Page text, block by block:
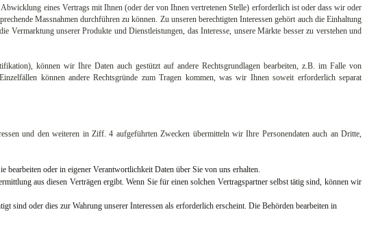
eines Vertrags mit Ihnen (oder der von Ihnen vertretenen Stelle) erforderlich ist oder dass wir oder
Massnahmen durchführen zu können. Zu unseren berechtigten Interessen gehört auch die Einhaltung
Vermarktung unserer Produkte und Dienstleistungen, das Interesse, unsere Märkte besser zu verstehen und
können wir Ihre Daten auch gestützt auf andere Rechtsgrundlagen bearbeiten, z.B. im Falle von
können andere Rechtsgründe zum Tragen kommen, was wir Ihnen soweit erforderlich separat
und den weiteren in Ziff. 4 aufgeführten Zwecken übermitteln wir Ihre Personendaten auch an Dritte,
oder in eigener Verantwortlichkeit Daten über Sie von uns erhalten.
aus diesen Verträgen ergibt. Wenn Sie für einen solchen Vertragspartner selbst tätig sind, können wir
sind oder dies zur Wahrung unserer Interessen als erforderlich erscheint. Die Behörden bearbeiten in